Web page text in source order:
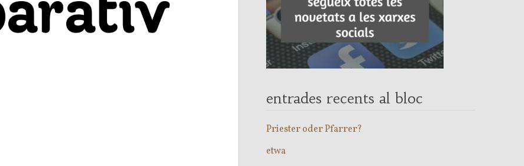
entrades recents al bloc
Priester oder Pfarrer?
etwa